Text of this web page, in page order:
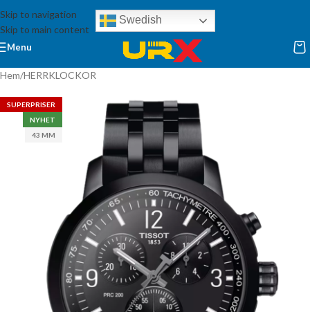
Skip to navigation
Skip to main content
Swedish
Menu
Hem/HERRKLOCKOR
SUPERPRISER
NYHET
43 MM